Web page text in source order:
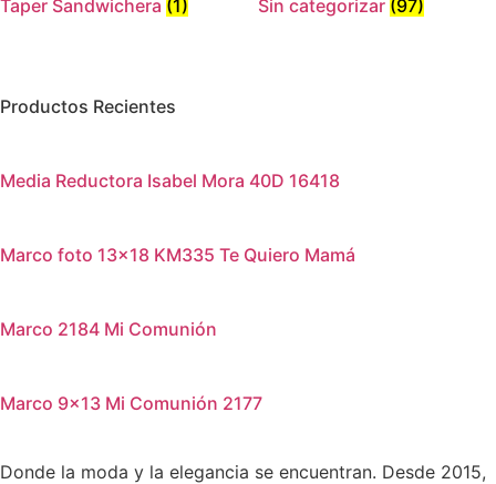
Taper Sandwichera (1) Sin categorizar (97)
Productos Recientes
Media Reductora Isabel Mora 40D 16418
Marco foto 13×18 KM335 Te Quiero Mamá
Marco 2184 Mi Comunión
Marco 9×13 Mi Comunión 2177
Donde la moda y la elegancia se encuentran. Desde 2015,